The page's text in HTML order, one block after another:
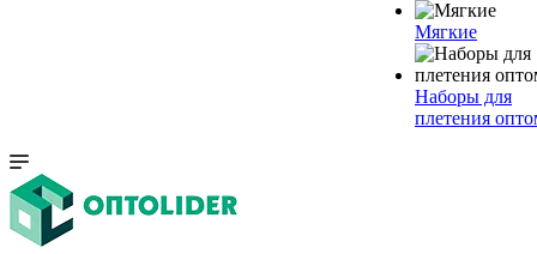
Мягкие
Наборы для
плетения